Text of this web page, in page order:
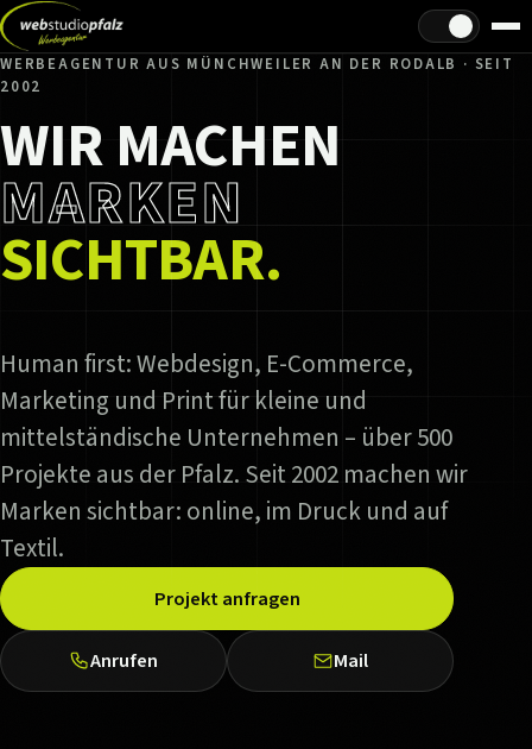
Hell/Dunkel
WERBEAGENTUR AUS MÜNCHWEILER AN DER RODALB · SEIT
2002
WIR MACHEN
MARKEN
SICHTBAR.
Human first: Webdesign, E-Commerce,
Marketing und Print für kleine und
mittelständische Unternehmen – über 500
Projekte aus der Pfalz. Seit 2002 machen wir
Marken sichtbar: online, im Druck und auf
Textil.
Projekt anfragen
Anrufen Mail